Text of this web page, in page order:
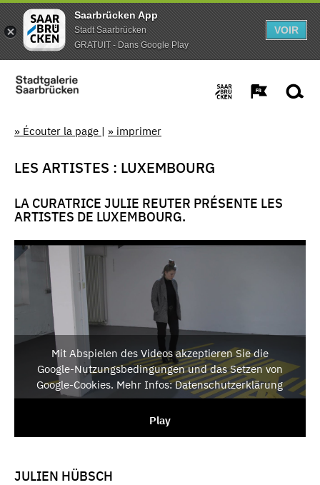
Saarbrücken App
Stadt Saarbrücken
GRATUIT - Dans Google Play
VOIR
» Écouter la page | » imprimer
LES ARTISTES : LUXEMBOURG
LA CURATRICE JULIE REUTER PRÉSENTE LES
ARTISTES DE LUXEMBOURG.
Mit Abspielen des Videos akzeptieren Sie die
Google-Nutzungsbedingungen und das Setzen von
Google-Cookies. Mehr Infos: Datenschutzerklärung
Play
JULIEN HÜBSCH